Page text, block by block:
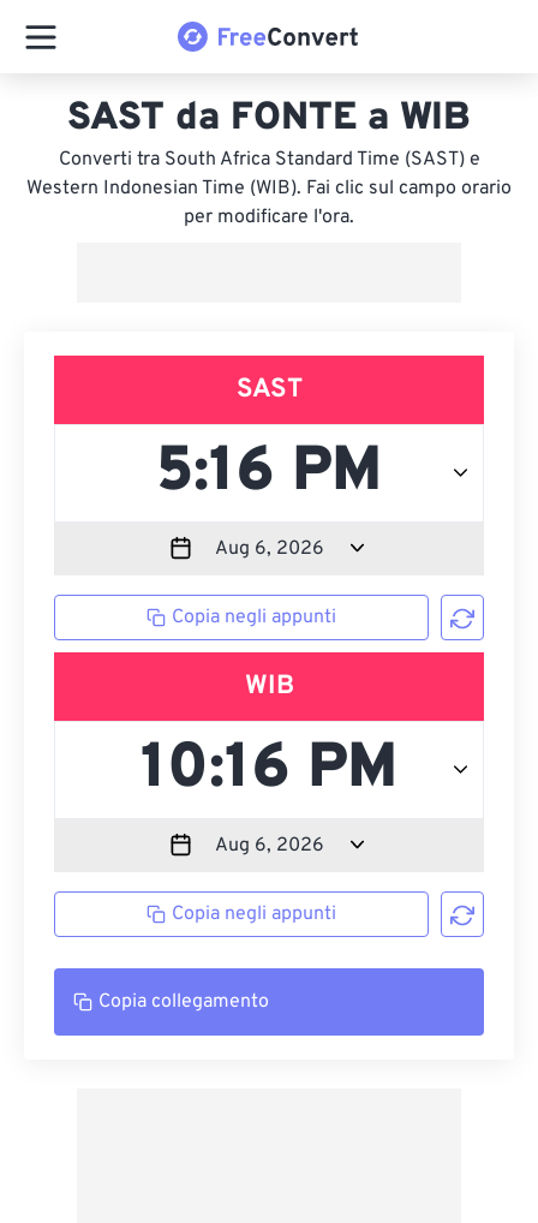
SAST da FONTE a WIB
Converti tra South Africa Standard Time (SAST) e
Western Indonesian Time (WIB). Fai clic sul campo orario
per modificare l'ora.
SAST
Copia negli appunti
WIB
Copia negli appunti
Copia collegamento